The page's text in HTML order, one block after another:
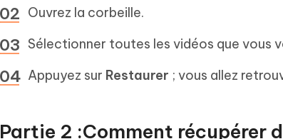
Ouvrez la corbeille.
Sélectionner toutes les vidéos que vous
Appuyez sur Restaurer ; vous allez
Partie 2 :Comment récupérer